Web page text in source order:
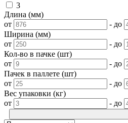
3
Длина (мм)
от
- до
Ширина (мм)
от
- до
Кол-во в пачке (шт)
от
- до
Пачек в паллете (шт)
от
- до
Вес упаковки (кг)
от
- до